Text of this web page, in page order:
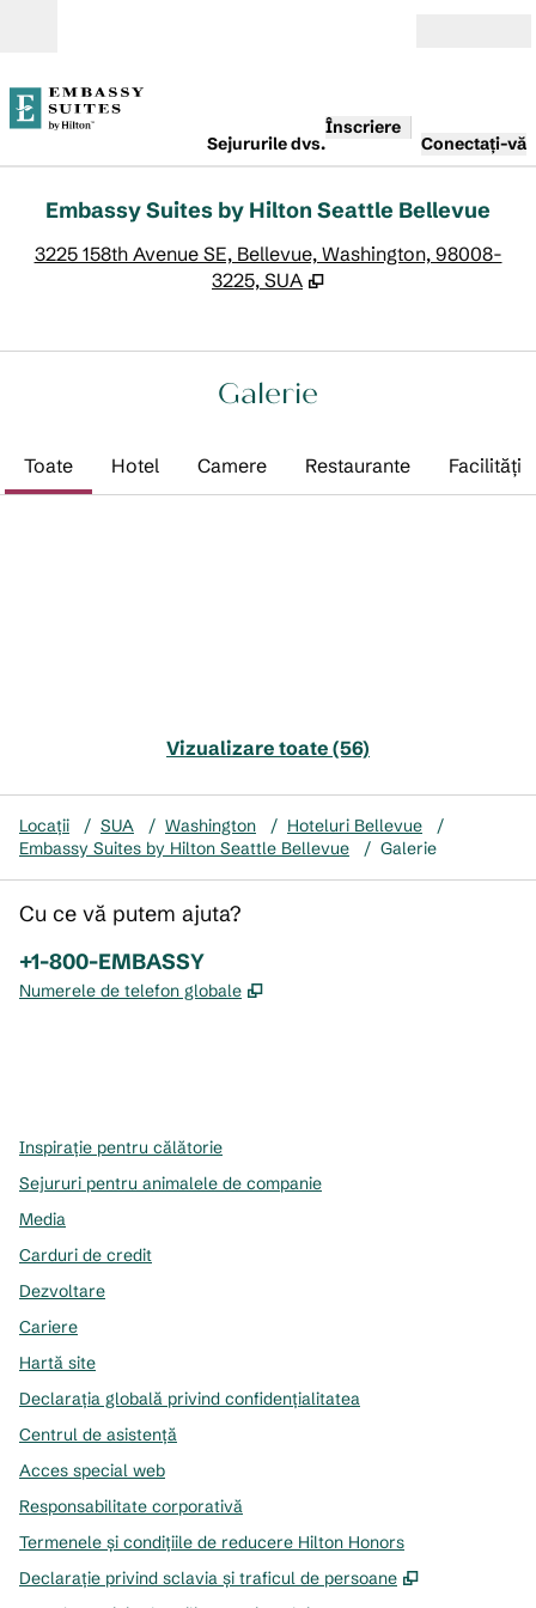
Sejururile dvs.
Înscriere
Conectați-vă
Embassy Suites by Hilton Seattle Bellevue
3225 158th Avenue SE, Bellevue, Washington, 98008-
3225, SUA
Galerie
Toate Hotel Camere Restaurante Facilităţi
Vizualizare toate (56)
Locații / SUA / Washington / Hoteluri Bellevue
/
Embassy Suites by Hilton Seattle Bellevue
/ Galerie
Cu ce vă putem ajuta?
Telefon:
+1-800-EMBASSY
Numerele de telefon globale ,
Inspirație pentru călătorie
Sejururi pentru animalele de companie
Media
Carduri de credit
Dezvoltare
Cariere
Hartă site
Declarația globală privind confidenţialitatea
Centrul de asistență
Acces special web
Responsabilitate corporativă
Termenele și condițiile de reducere Hilton Honors
Declarație privind sclavia și traficul de persoane
,